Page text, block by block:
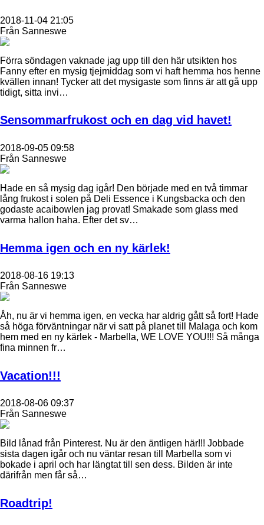
2018-11-04 21:05
Från Sanneswe
Förra söndagen vaknade jag upp till den här utsikten hos
Fanny efter en mysig tjejmiddag som vi haft hemma hos henne
kvällen innan! Tycker att det mysigaste som finns är att gå upp
tidigt, sitta invi…
Sensommarfrukost och en dag vid havet!
2018-09-05 09:58
Från Sanneswe
Hade en så mysig dag igår! Den började med en två timmar
lång frukost i solen på Deli Essence i Kungsbacka och den
godaste acaibowlen jag provat! Smakade som glass med
varma hallon haha. Efter det sv…
Hemma igen och en ny kärlek!
2018-08-16 19:13
Från Sanneswe
Åh, nu är vi hemma igen, en vecka har aldrig gått så fort! Hade
så höga förväntningar när vi satt på planet till Malaga och kom
hem med en ny kärlek - Marbella, WE LOVE YOU!!! Så många
fina minnen fr…
Vacation!!!
2018-08-06 09:37
Från Sanneswe
Bild lånad från Pinterest. Nu är den äntligen här!!! Jobbade
sista dagen igår och nu väntar resan till Marbella som vi
bokade i april och har längtat till sen dess. Bilden är inte
därifrån men får så…
Roadtrip!